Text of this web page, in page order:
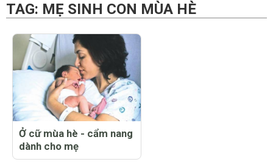
TAG: MẸ SINH CON MÙA HÈ
Ở cữ mùa hè - cẩm nang
dành cho mẹ